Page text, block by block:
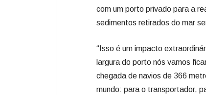
com um porto privado para a
sedimentos retirados do mar
“Isso é um impacto
largura do porto nós vamos
chegada de navios de 366
mundo: para o transportador,